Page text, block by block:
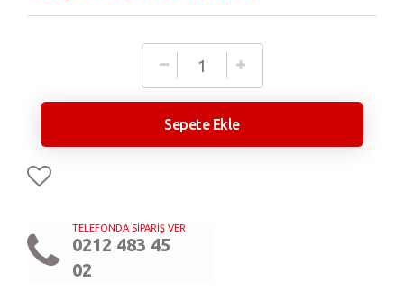
TELEFONDA SİPARİŞ VER
0212 483 45
02
Sepete Ekle